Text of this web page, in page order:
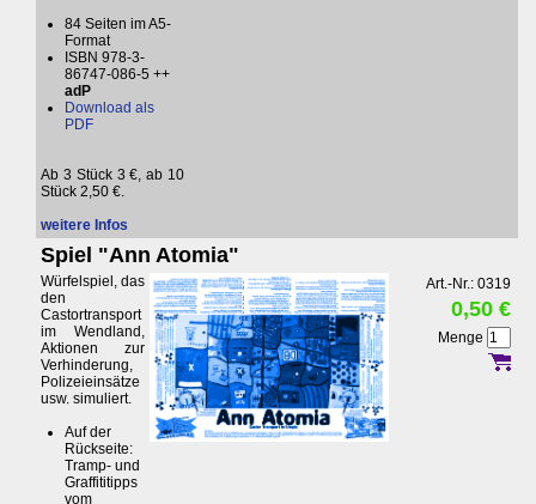
84 Seiten im A5-
Format
ISBN 978-3-
86747-086-5 ++
adP
Download als
PDF
Ab 3 Stück 3 €, ab 10
Stück 2,50 €.
weitere Infos
Spiel "Ann Atomia"
Würfelspiel, das
den
Castortransport
im Wendland,
Aktionen zur
Verhinderung,
Polizeieinsätze
usw. simuliert.
Auf der
Rückseite:
Tramp- und
Graffititipps
vom
Art.-Nr.: 0319
0,50 €
Menge